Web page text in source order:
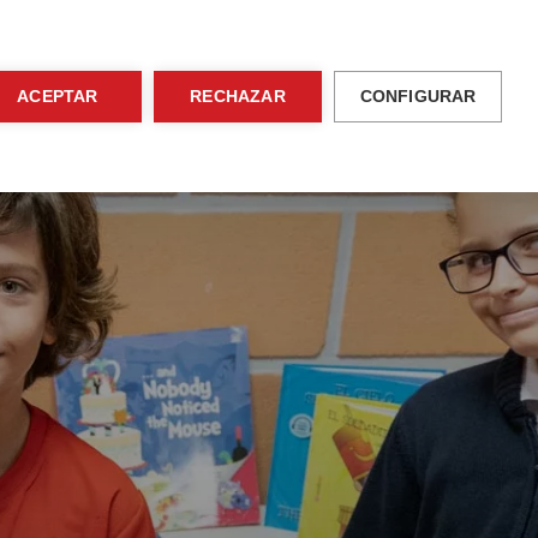
Actividades Admisiones
ACEPTAR RECHAZAR CONFIGURAR